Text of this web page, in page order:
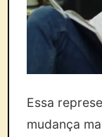
Essa
mudança